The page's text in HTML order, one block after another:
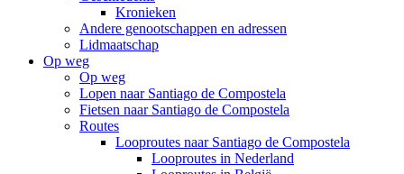
Kronieken
Andere genootschappen en adressen
Lidmaatschap
Op weg
Op weg
Lopen naar Santiago de Compostela
Fietsen naar Santiago de Compostela
Routes
Looproutes naar Santiago de Compostela
Looproutes in Nederland